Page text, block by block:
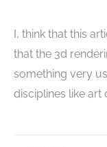
I, think that this
that the 3d
something very
disciplines like art